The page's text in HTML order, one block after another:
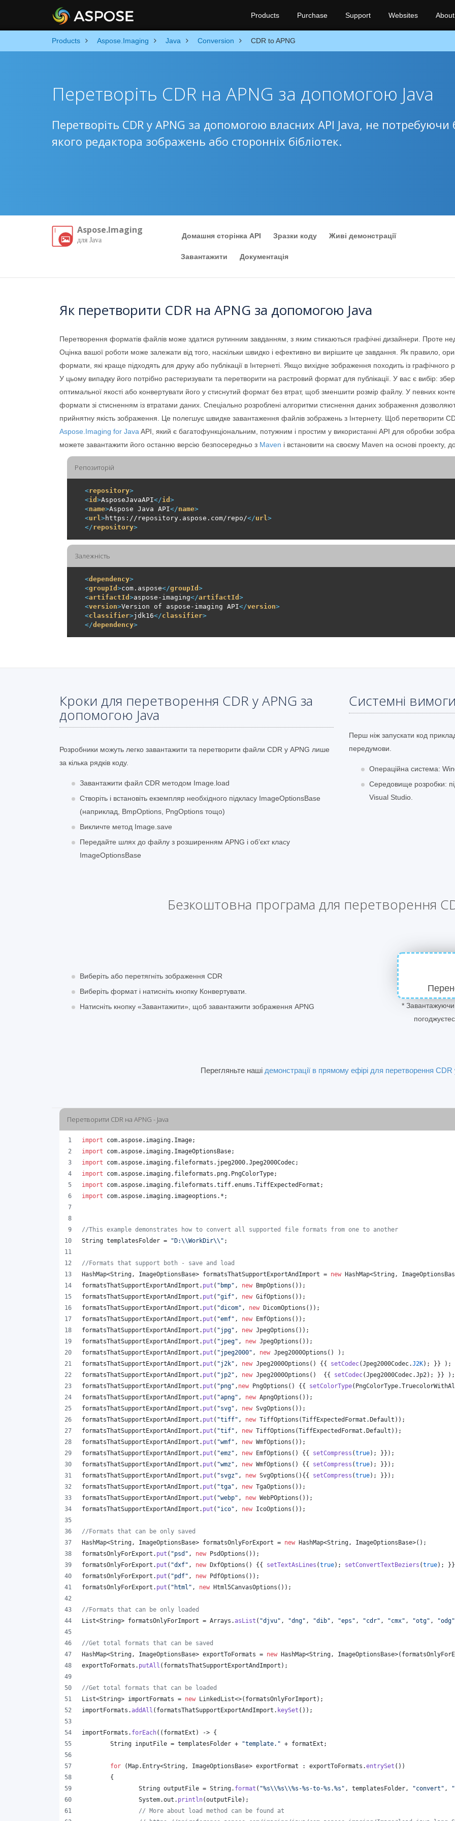
Products Purchase Support Websites About
Products Aspose.Imaging Java Conversion CDR to APNG
Перетворіть CDR на APNG за допомогою Java
Перетворіть CDR у APNG за допомогою власних API Java, не потребуючи
якого редактора зображень або сторонніх бібліотек.
Aspose.Imaging
для Java
Домашня сторінка API Зразки коду Живі демонстрації
Завантажити Документацiя
Як перетворити CDR на APNG за допомогою Java
Перетворення форматів файлів може здатися рутинним завданням, з яким стикаються графічні дизайнери. Проте
Оцінка вашої роботи може залежати від того, наскільки швидко і ефективно ви вирішите це завдання. Як правило,
формати, які краще підходять для друку або публікації в Інтернеті. Якщо вихідне зображення походить із
У цьому випадку його потрібно растеризувати та перетворити на растровий формат для публікації. У вас є вибір:
оптимальної якості або конвертувати його у стиснутий формат без втрат, щоб зменшити розмір файлу. У певних
формати зі стисненням із втратами даних. Спеціально розроблені алгоритми стиснення даних зображення
прийнятну якість зображення. Це полегшує швидке завантаження файлів зображень з Інтернету. Щоб перетворити
Aspose.Imaging for Java API, який є багатофункціональним, потужним і простим у використанні API для обробки
можете завантажити його останню версію безпосередньо з Maven і встановити на своєму Maven на основі проекту,
Репозиторiй
<repository>
<id >AsposeJavaAPI</id >
<name>Aspose Java API</name>
<url>https://repository.aspose.com/repo/</url>
</repository>
Залежність
<dependency>
<groupId >com.aspose</groupId >
<artifactId >aspose-imaging</artifactId >
<version>Version of aspose-imaging API</version>
<classifier>jdk16</classifier>
</dependency>
Кроки для перетворення CDR у APNG за
допомогою Java
Розробники можуть легко завантажити та перетворити файли CDR у APNG лише
за кілька рядків коду.
Завантажити файл CDR методом Image.load
Створіть і встановіть екземпляр необхідного підкласу ImageOptionsBase
(наприклад, BmpOptions, PngOptions тощо)
Викличте метод Image.save
Передайте шлях до файлу з розширенням APNG і об’єкт класу
ImageOptionsBase
Системні вимоги
Перш ніж запускати код
передумови.
Операційна система:
Середовище розробки:
Visual Studio.
Безкоштовна програма для перетворення
Виберіть або перетягніть зображення CDR
Виберіть формат і натисніть кнопку Конвертувати.
Натисніть кнопку «Завантажити», щоб завантажити зображення APNG
*
Перегляньте наші демонстрації в прямому ефірі для перетворення
Перетворити CDR на APNG - Java
import com.aspose. imaging. Image;
import
com.aspose. imaging. ImageOptionsBase;
import
com.aspose. imaging. fileformats . jpeg2000.Jpeg2000Codec;
import
com.aspose. imaging. fileformats . png. PngColorType;
import
com.aspose. imaging. fileformats .tiff.enums .TiffExpectedFormat ;
import
com.aspose. imaging. imageoptions .*;
//This example demonstrates how to convert all supported file formats from one to another
String templatesFolder = "D:\\WorkDir\\ " ;
//Formats that support both - save and load
HashMap<String, ImageOptionsBase> formatsThatSupportExportAndImport = new HashMap<String,
formatsThatSupportExportAndImport . put ( "bmp" , new BmpOptions ());
formatsThatSupportExportAndImport . put ( "gif" , new GifOptions ());
formatsThatSupportExportAndImport . put ( "dicom" , new DicomOptions ());
formatsThatSupportExportAndImport . put ( "emf" , new EmfOptions ());
formatsThatSupportExportAndImport . put ( "jpg" , new JpegOptions ());
formatsThatSupportExportAndImport . put ( "jpeg" , new JpegOptions ());
formatsThatSupportExportAndImport . put ( "jpeg2000" , new Jpeg2000Options () );
formatsThatSupportExportAndImport . put ( "j2k" , new Jpeg2000Options () {{ setCodec(Jpeg2000Codec.J2K); }} );
formatsThatSupportExportAndImport . put ( "jp2" , new Jpeg2000Options ()  {{ setCodec(Jpeg2000Codec.Jp2); }} );
formatsThatSupportExportAndImport . put ( "png" , new PngOptions () {{ setColorType( PngColorType.
formatsThatSupportExportAndImport . put ( "apng" , new ApngOptions ());
formatsThatSupportExportAndImport . put ( "svg" , new SvgOptions ());
formatsThatSupportExportAndImport . put ( "tiff" , new TiffOptions (TiffExpectedFormat . Default ));
formatsThatSupportExportAndImport . put ( "tif" , new TiffOptions (TiffExpectedFormat . Default ));
formatsThatSupportExportAndImport . put ( "wmf" , new WmfOptions ());
formatsThatSupportExportAndImport . put ( "emz" , new EmfOptions () {{ setCompress (true); }});
formatsThatSupportExportAndImport . put ( "wmz" , new WmfOptions () {{ setCompress (true); }});
formatsThatSupportExportAndImport . put ( "svgz" , new SvgOptions (){{ setCompress (true); }});
formatsThatSupportExportAndImport . put ( "tga" , new TgaOptions ());
formatsThatSupportExportAndImport . put ( "webp" , new WebPOptions ());
formatsThatSupportExportAndImport . put ( "ico" , new IcoOptions ());
//Formats that can be only saved
HashMap<String, ImageOptionsBase> formatsOnlyForExport = new HashMap<String, ImageOptionsBase>();
formatsOnlyForExport . put ( "psd" , new PsdOptions ());
formatsOnlyForExport . put ( "dxf" , new DxfOptions () {{ setTextAsLines (true); setConvertTextBeziers (true);
formatsOnlyForExport . put ( "pdf" , new PdfOptions ());
formatsOnlyForExport . put ( "html" , new Html5CanvasOptions ());
//Formats that can be only loaded
List<String> formatsOnlyForImport = Arrays .asList ( "djvu" , "dng" , "dib" , "eps" , "cdr" , "cmx" , "otg" , "odg"
//Get total formats that can be saved
HashMap<String, ImageOptionsBase> exportToFormats = new HashMap<String, ImageOptionsBase>(
exportToFormats . putAll ( formatsThatSupportExportAndImport );
//Get total formats that can be loaded
List<String> importFormats = new LinkedList<>( formatsOnlyForImport );
importFormats .addAll ( formatsThatSupportExportAndImport . keySet ());
importFormats . forEach(( formatExt ) -> {
String inputFile = templatesFolder + "template." + formatExt ;
for ( Map. Entry<String, ImageOptionsBase> exportFormat : exportToFormats .entrySet ())
	{
String outputFile = String. format ( "%s\\%s\\%s-%s-to-%s.%s" , templatesFolder, "convert" ,
System.out . println(outputFile);
// More about load method can be found at